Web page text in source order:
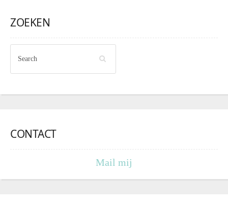
ZOEKEN
CONTACT
Mail mij